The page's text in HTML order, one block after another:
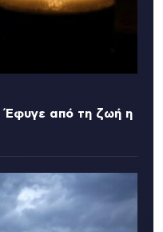
Έφυγε από τη ζωή η